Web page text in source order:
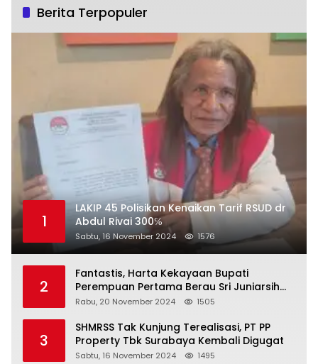
Berita Terpopuler
1
LAKIP 45 Polisikan Kenaikan Tarif RSUD dr
Abdul Rivai 300℅
Sabtu, 16 November 2024 1576
2
Fantastis, Harta Kekayaan Bupati
Perempuan Pertama Berau Sri Juniarsih
Mas Naik Rp20 Miliar Selama Menjabat
Rabu, 20 November 2024 1505
3
SHMRSS Tak Kunjung Terealisasi, PT PP
Property Tbk Surabaya Kembali Digugat
Sabtu, 16 November 2024 1495